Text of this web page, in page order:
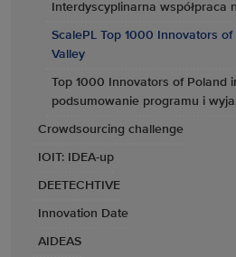
Interdyscyplinarna współpraca
ScalePL Top 1000 Innovators of
Valley
Top 1000 Innovators of Poland
podsumowanie programu i
Crowdsourcing challenge
IOIT: IDEA-up
DEETECHTIVE
Innovation Date
AIDEAS